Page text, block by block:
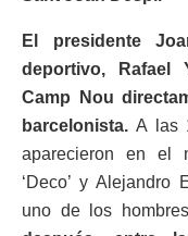
El presidente
deportivo, Rafael
Camp Nou
barcelonista.A las
aparecieron en el
‘Deco’ y Alejandro
uno de los